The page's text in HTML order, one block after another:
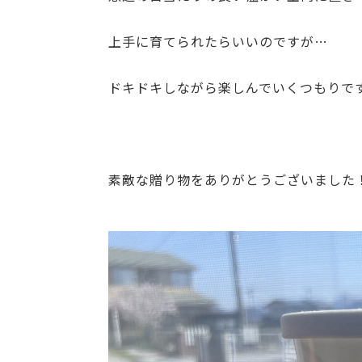
上手に育てられたらいいのですが…
ドキドキしながら楽しんでいくつもりで
素敵な贈り物をありがとうございました